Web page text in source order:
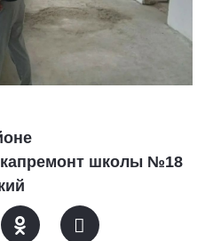
капремонт школы №18